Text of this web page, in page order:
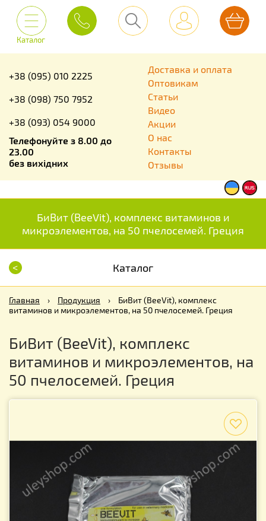
Каталог
+38 (095) 010 2225
+38 (098) 750 7952
+38 (093) 054 9000
Телефонуйте з 8.00 до
23.00
без вихідних
Доставка и оплата
Оптовикам
Статьи
Видео
Акции
О нас
Контакты
Отзывы
БиВит (BeeVit), комплекс витаминов и
микроэлементов, на 50 пчелосемей. Греция
< Каталог
Главная › Продукция ›
БиВит (BeeVit), комплекс
витаминов и микроэлементов, на 50 пчелосемей. Греция
БиВит (BeeVit), комплекс
витаминов и микроэлементов, на
50 пчелосемей. Греция